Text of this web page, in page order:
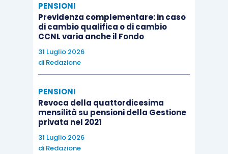
PENSIONI
Previdenza complementare: in caso
di cambio qualifica o di cambio
CCNL varia anche il Fondo
31 Luglio 2026
di Redazione
PENSIONI
Revoca della quattordicesima
mensilità su pensioni della Gestione
privata nel 2021
31 Luglio 2026
di Redazione